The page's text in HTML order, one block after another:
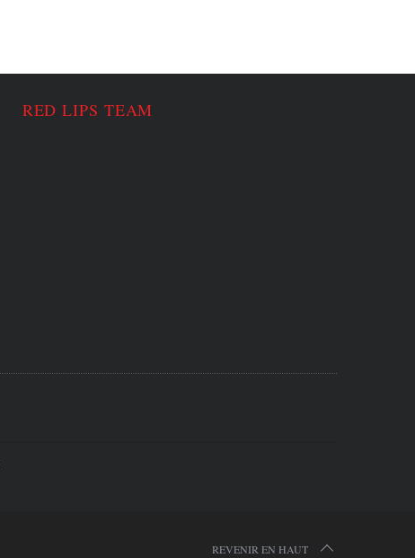
RED LIPS TEAM
REVENIR EN HAUT